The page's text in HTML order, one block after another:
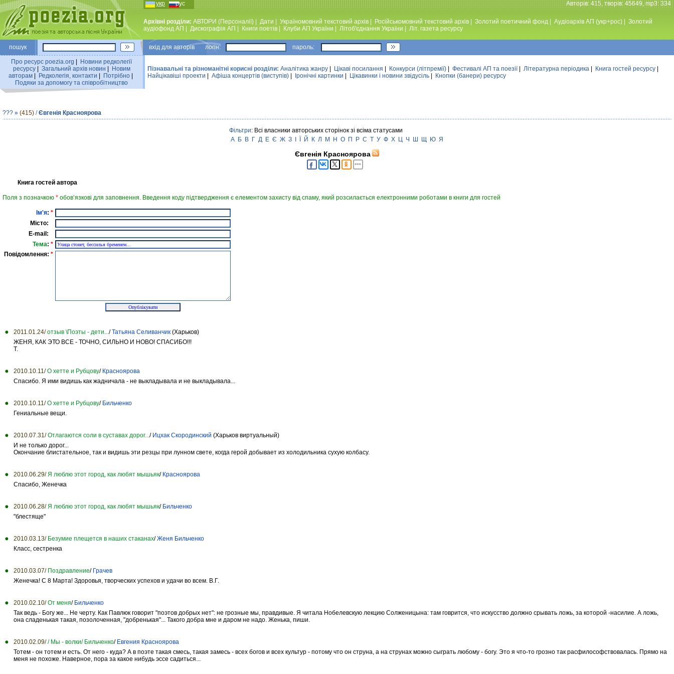
укр рус Авторiв: 415, творiв: 45649, mp3: 334
Архівні розділи: АВТОРИ (Персоналії) Дати Україномовний текстовий архiв Російськомовний текстовий архів Золотий поетичний фонд Аудiоархiв АП (укр+рос)
Золотий
аудiофонд АП
Дискографiя АП Книги поетiв Клуби АП України Лiтоб'єднання України Лiт. газета ресурсу
пошук вхiд для авторiв логін: пароль:
Про ресурс poezia.org
Новини редколегiї
ресурсу| Загальний архiв новин
Новим
авторам
Редколегiя, контакти Потрiбно
Подяки за допомогу та співробітництво
Пізнавальні та різноманітні корисні розділи: Аналiтика жанру Цікаві посилання Конкурси (лiтпремiї) Фестивалi АП та поезiї| Літературна періодика Книга гостей ресурсу
Найцiкавiшi проекти
Афіша концертів (виступів) Iронiчнi картинки Цікавинки і новини звідусіль Кнопки (банери) ресурсу
??? » (415) /Євгенія Красноярова
Фільтри: Всі власники авторських сторінок зі всіма статусами
А Б В Г Д Е Є Ж З Й К Л М Н О П Р С Т У Ф Х Ц Ч Ш Щ Ю Я
Євгенія Красноярова
Книга гостей автора
Поля з позначкою * обов’язкові для заповнення. Введення коду підтвердження є елементом захисту від спаму, який розсилається електронними роботами в книги для гостей
Ім'я: *
Місто:
E-mail:
Тема: *
Повідомлення: *
2011.01.24/ отзыв \Поэты - дети.../Татьяна Селиванчик (Харьков)
ЖЕНЯ, КАК ЭТО ВCЕ - ТОЧНО, СИЛЬНО И НОВО! СПАСИБО!!!
Т.
2010.10.11/ О хетте и Рубцову/ Красноярова
Спасибо. Я ими видишь как жадничала - не выкладывала и не выкладывала...
2010.10.11/ О хетте и Рубцову/ Бильченко
Гениальные вещи.
2010.07.31/ Отлагаются соли в суставах дорог.../ Ицхак Скородинский (Харьков виртуальный)
И не только дорог...
Окончание блистательное, так и видишь эти резцы при лунном свете, когда герой добывает из холодильника сухую колбасу.
2010.06.29/ Я люблю этот город, как любят мышьяк/ Красноярова
Спасибо, Женечка
2010.06.28/ Я люблю этот город, как любят мышьяк/ Бильченко
"блестяще"
2010.03.13/ Безумие плещется в наших стаканах/Женя Бильченко
Класс, сестренка
2010.03.07/ Поздравление/ Грачев
Женечка! С 8 Марта! Здоровья, творческих успехов и удачи во всем. В.Г.
2010.02.10/ От меня/ Бильченко
Так ведь - Богу же... Не черту. Как Павлюк говорит "поэтов добрых нет": не грозные мы, правдивые. Я читала Нобелевскую лекцию Солженицына: там говрится, что искусство должно срывать ложь, за которой -насилие. А ложь,
она сладенькая такая, позолоченная, "добренькая"... Такого добра мне и даром не надо. Женька, пиши.
2010.02.09/ / Мы - волки/ Бильченко/ Евгения Красноярова
Тотем - он тотем и есть. От него - куда? А в поэте такая смесь, такая замесь - всех богов и всех культур - потому что он струна, а на струнах можно сыграть любому - богу. Это я что-то грозно так расфилософствовалась. Прямо на
меня не похоже. Наверное, пора за какое нибудь эссе садиться...